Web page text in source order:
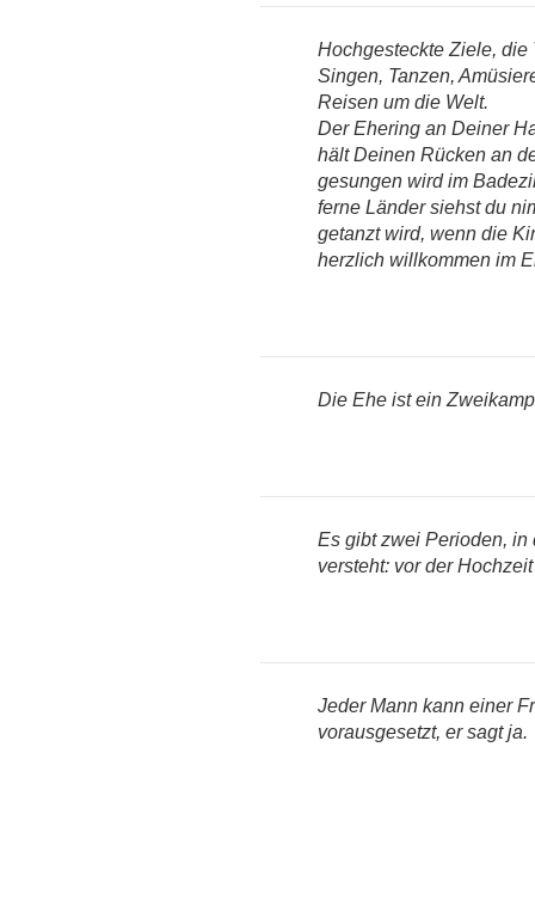
Hochgesteckte Ziele, die
Singen, Tanzen,
Reisen um die Welt.
Der Ehering an Deiner
hält Deinen Rücken an
gesungen wird im
ferne Länder siehst du
getanzt wird, wenn die
herzlich willkommen im
Die Ehe ist ein
Es gibt zwei Perioden,
versteht: vor der
Jeder Mann kann einer
vorausgesetzt, er sagt ja.